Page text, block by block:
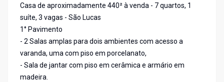
Casa de aproximadamente 440² à venda - 7 quartos, 1
suíte, 3 vagas - São Lucas
1° Pavimento
- 2 Salas amplas para dois ambientes com acesso a
varanda, uma com piso em porcelanato,
- Sala de jantar com piso em cerâmica e armário em
madeira.